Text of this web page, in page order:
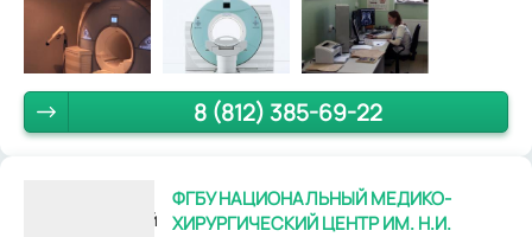
8 (812) 385-69-22
ФГБУ НАЦИОНАЛЬНЫЙ МЕДИКО-
ХИРУРГИЧЕСКИЙ ЦЕНТР ИМ. Н.И.